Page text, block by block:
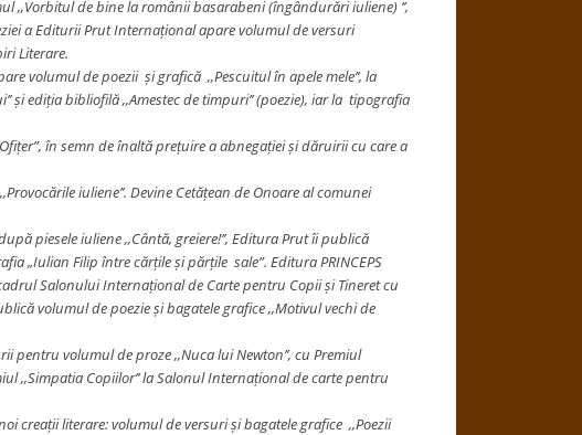
,,Vorbitul de bine la românii basarabeni (îngândurări iuliene) ’’,
a Editurii Prut Internațional apare volumul de versuri
Literare.
volumul de poezii și grafică ,,Pescuitul în apele mele’’, la
ediția bibliofilă ,,Amestec de timpuri’’ (poezie), iar la tipografia
în semn de înaltă prețuire a abnegației și dăruirii cu care a
iuliene’’. Devine Cetățean de Onoare al comunei
piesele iuliene ,,Cântă, greiere!’’, Editura Prut îi publică
„Iulian Filip între cărțile și părțile sale”. Editura PRINCEPS
Salonului Internațional de Carte pentru Copii și Tineret cu
volumul de poezie și bagatele grafice ,,Motivul vechi de
volumul de proze ,,Nuca lui Newton’’, cu Premiul
,,Simpatia Copiilor’’ la Salonul Internațional de carte pentru
creații literare: volumul de versuri și bagatele grafice ,,Poezii